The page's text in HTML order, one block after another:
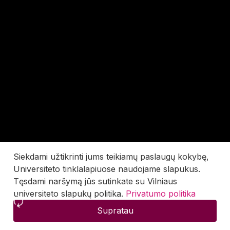
Siekdami užtikrinti jums teikiamų paslaugų kokybę,
Universiteto tinklalapiuose naudojame slapukus.
Tęsdami naršymą jūs sutinkate su Vilniaus
universiteto slapukų politika. Privatumo politika
Supratau